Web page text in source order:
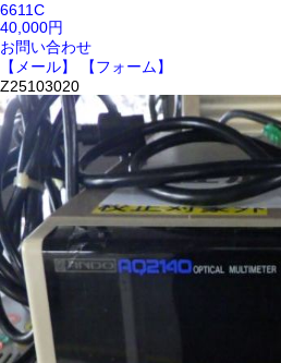
6611C
40,000円
お問い合わせ
【メール】
【フォーム】
Z25103020